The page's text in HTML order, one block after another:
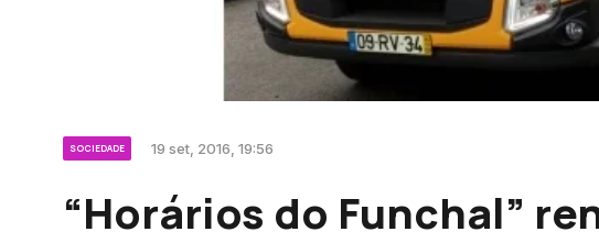
SOCIEDADE 19 set, 2016, 19:56
“Horários do Funchal”